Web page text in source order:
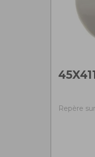
Repère